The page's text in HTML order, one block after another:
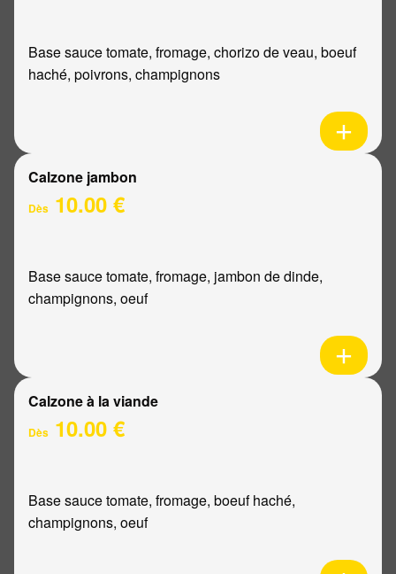
Base sauce tomate, fromage, chorizo de veau, boeuf
haché, poivrons, champignons
Calzone jambon
Dès 10.00 €
Base sauce tomate, fromage, jambon de dinde,
champignons, oeuf
Calzone à la viande
Dès 10.00 €
Base sauce tomate, fromage, boeuf haché,
champignons, oeuf